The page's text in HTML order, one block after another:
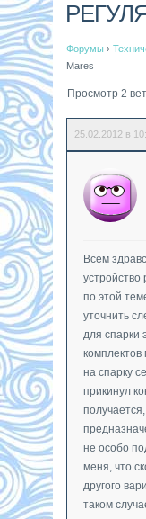
Форумы ›
Mares
Просмотр 2
25.02.2012 в
Всем
устройство
по этой
уточнить
для спарки
на спарку
прикинул
не особо
меня, что
другого
таком